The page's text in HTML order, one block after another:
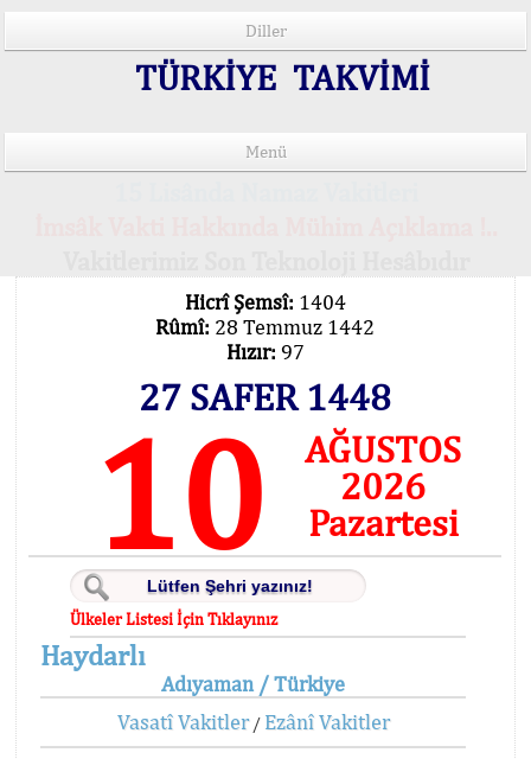
Diller
TÜRKİYE TAKVİMİ
Menü
Hicrî Şemsî: 1404
Rûmî: 28 Temmuz 1442
Hızır: 97
27 SAFER 1448
10
AĞUSTOS
2026
Pazartesi
Ülkeler Listesi İçin Tıklayınız
Haydarlı
Adıyaman / Türkiye
Vasatî Vakitler/ Ezânî Vakitler